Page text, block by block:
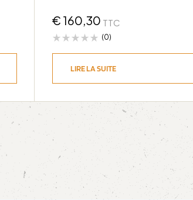
€ 160,30 TTC
(0)
LIRE LA SUITE